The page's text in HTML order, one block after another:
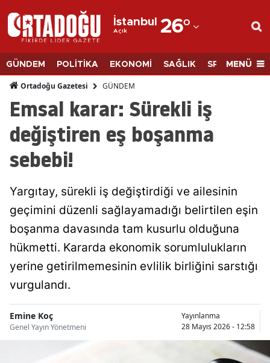
İstanbul
Açık 26°
Adana
Adıyaman
Afyonkarahisar
Ağrı
Amasya
Antalya
Artvin
Aydın
Balıkesir
Bingöl
GÜNDEM POLİTİKA EKONOMİ SAĞLIK SPORMENÜ
Ortadoğu Gazetesi GÜNDEM
Emsal karar: Sürekli iş
değiştiren eş boşanma
sebebi!
Yargıtay, sürekli iş değiştirdiği ve ailesinin
geçimini düzenli sağlayamadığı belirtilen eşin
boşanma davasında tam kusurlu olduğuna
hükmetti. Kararda ekonomik sorumlulukların
yerine getirilmemesinin evlilik birliğini sarstığı
vurgulandı.
Emine Koç
Genel Yayın Yönetmeni
Yayınlanma
28 Mayıs 2026 - 12:58